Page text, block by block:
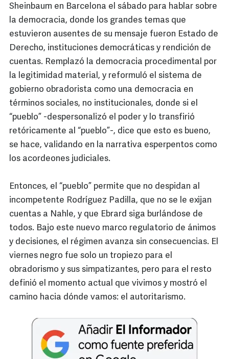
Sheinbaum en Barcelona el sábado para hablar sobre
la democracia, donde los grandes temas que
estuvieron ausentes de su mensaje fueron Estado de
Derecho, instituciones democráticas y rendición de
cuentas. Remplazó la democracia procedimental por
la legitimidad material, y reformuló el sistema de
gobierno obradorista como una democracia en
términos sociales, no institucionales, donde si el
“pueblo” -despersonalizó el poder y lo transfirió
retóricamente al “pueblo”-, dice que esto es bueno,
se hace, validando en la narrativa esperpentos como
los acordeones judiciales.
Entonces, el “pueblo” permite que no despidan al
incompetente Rodríguez Padilla, que no se le exijan
cuentas a Nahle, y que Ebrard siga burlándose de
todos. Bajo este nuevo marco regulatorio de ánimos
y decisiones, el régimen avanza sin consecuencias. El
viernes negro fue solo un tropiezo para el
obradorismo y sus simpatizantes, pero para el resto
definió el momento actual que vivimos y mostró el
camino hacia dónde vamos: el autoritarismo.